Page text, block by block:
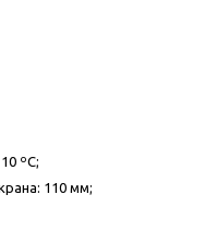
ºС;
110 мм;